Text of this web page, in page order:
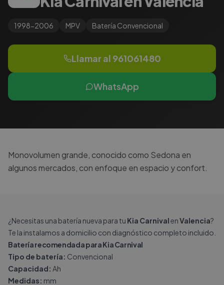
1998-2006 MPV Batería Convencional
Llamar al 961061480
WhatsApp
Monovolumen grande, conocido como Sedona en
algunos mercados, con enfoque en espacio y confort.
¿Necesitas una batería nueva para tu Kia CarnivalenValencia?
Te la instalamos a domicilio con diagnóstico completo incluido.
Batería recomendada para Kia Carnival
Tipo de batería: Convencional
Capacidad: Ah
Medidas: mm